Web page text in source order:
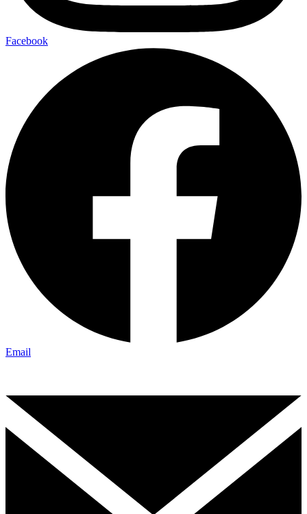
Facebook
Email